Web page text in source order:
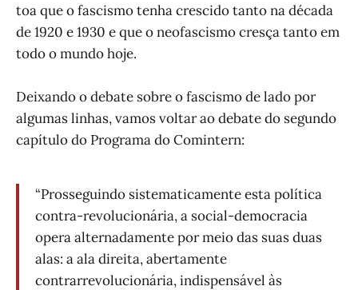
toa que o fascismo tenha crescido tanto na década
de 1920 e 1930 e que o neofascismo cresça tanto em
todo o mundo hoje.
Deixando o debate sobre o fascismo de lado por
algumas linhas, vamos voltar ao debate do segundo
capítulo do Programa do Comintern:
“Prosseguindo sistematicamente esta política
contra-revolucionária, a social-democracia
opera alternadamente por meio das suas duas
alas: a ala direita, abertamente
contrarrevolucionária, indispensável às